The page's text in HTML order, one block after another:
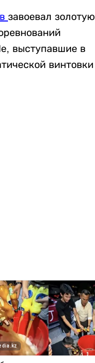
завоевал золотую
выступавшие в
винтовки